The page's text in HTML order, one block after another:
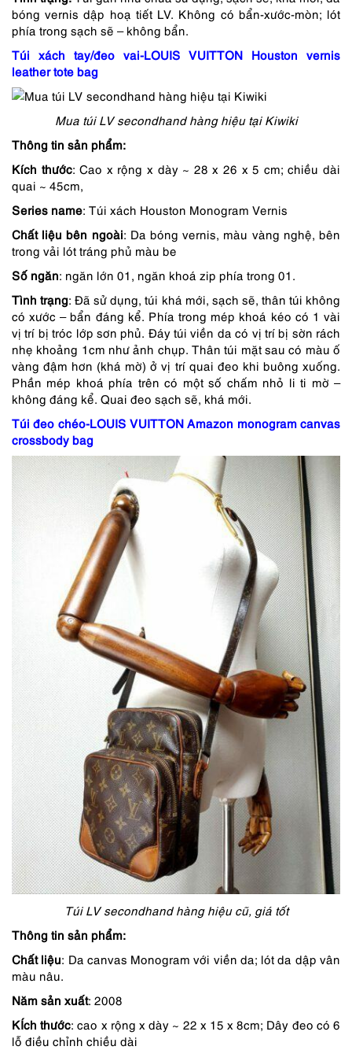
bóng vernis dập hoạ tiết LV. Không có bẩn-xước-mòn; lót
phía trong sạch sẽ – không bẩn.
Túi xách tay/đeo vai-LOUIS VUITTON Houston vernis
leather tote bag
Mua túi LV secondhand hàng hiệu tại Kiwiki
Thông tin sản phẩm:
Kích thước: Cao x rộng x dày ~ 28 x 26 x 5 cm; chiều dài
quai ~ 45cm,
Series name: Túi xách Houston Monogram Vernis
Chất liệu bên ngoài: Da bóng vernis, màu vàng nghệ, bên
trong vải lót tráng phủ màu be
Số ngăn: ngăn lớn 01, ngăn khoá zip phía trong 01.
Tình trạng: Đã sử dụng, túi khá mới, sạch sẽ, thân túi không
có xước – bẩn đáng kể. Phía trong mép khoá kéo có 1 vài
vị trí bị tróc lớp sơn phủ. Đáy túi viền da có vị trí bị sờn rách
nhẹ khoảng 1cm như ảnh chụp. Thân túi mặt sau có màu ố
vàng đậm hơn (khá mờ) ở vị trí quai đeo khi buông xuống.
Phần mép khoá phía trên có một số chấm nhỏ li ti mờ –
không đáng kể. Quai đeo sạch sẽ, khá mới.
Túi đeo chéo-LOUIS VUITTON Amazon monogram canvas
crossbody bag
Túi LV secondhand hàng hiệu cũ, giá tốt
Thông tin sản phẩm:
Chất liệu: Da canvas Monogram với viền da; lót da dập vân
màu nâu.
Năm sản xuất: 2008
KÍch thước: cao x rộng x dày ~ 22 x 15 x 8cm; Dây đeo có 6
lỗ điều chỉnh chiều dài